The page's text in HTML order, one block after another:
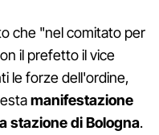
che "nel comitato per
il prefetto il vice
le forze dell'ordine,
manifestazione
stazione di Bologna.